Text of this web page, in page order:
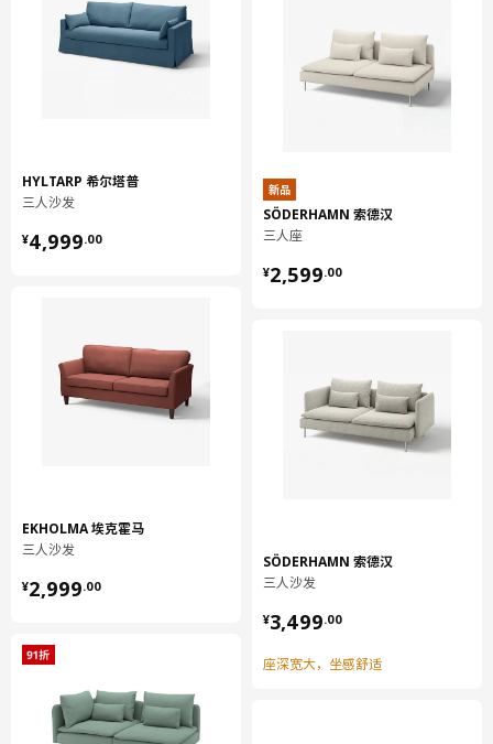
HYLTARP 希尔塔普
三人沙发
¥4,999.00
¥ 4999.00
EKHOLMA 埃克霍马
三人沙发
¥2,999.00
¥ 2999.00
新品
SÖDERHAMN 索德汉
三人座
¥2,599.00
¥ 2599.00
SÖDERHAMN 索德汉
三人沙发
¥3,499.00
¥ 3499.00
座深宽大，坐感舒适